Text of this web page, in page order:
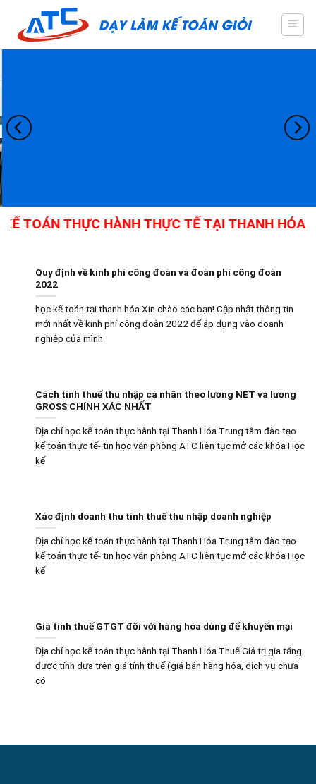
content
TOÁN THỰC HÀNH THỰC TẾ TẠI THANH HÓA -
Quy định về kinh phí công đoàn và đoàn phí công đoàn
2022
học kế toán tại thanh hóa Xin chào các bạn! Cập nhật thông tin
mới nhất về kinh phí công đoàn 2022 để áp dụng vào doanh
nghiệp của mình
Cách tính thuế thu nhập cá nhân theo lương NET và lương
GROSS CHÍNH XÁC NHẤT
Địa chỉ học kế toán thực hành tại Thanh Hóa Trung tâm đào tạo
kế toán thực tế- tin học văn phòng ATC liên tục mở các khóa Học
kế
Xác định doanh thu tính thuế thu nhập doanh nghiệp
Địa chỉ học kế toán thực hành tại Thanh Hóa Trung tâm đào tạo
kế toán thực tế- tin học văn phòng ATC liên tục mở các khóa Học
kế
Giá tính thuế GTGT đối với hàng hóa dùng để khuyến mại
Địa chỉ học kế toán thực hành tại Thanh Hóa Thuế Giá trị gia tăng
được tính dựa trên giá tính thuế (giá bán hàng hóa, dịch vụ chưa
có